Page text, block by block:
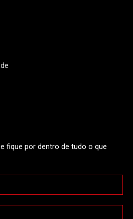
fique por dentro de tudo o que